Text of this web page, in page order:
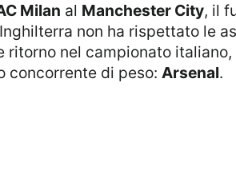
Milan al Manchester City, il
non ha rispettato le
nel campionato italiano,
concorrente di peso: Arsenal.